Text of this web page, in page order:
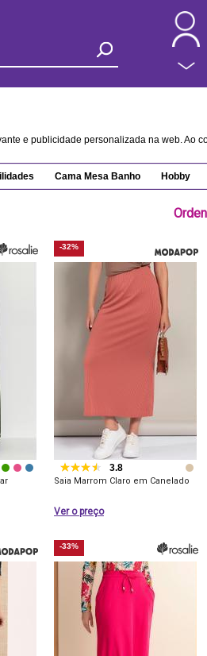
e publicidade personalizada na web. Ao
Cama Mesa Banho Hobby
-32%
3.8
Saia Marrom Claro em Canelado
Ver o preço
-33%